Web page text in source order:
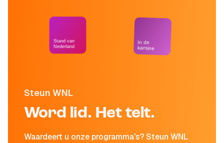
Steun WNL
Word lid. Het telt.
Waardeert u onze programma's? Steun WNL
Stand van
Nederland
In de
kantine